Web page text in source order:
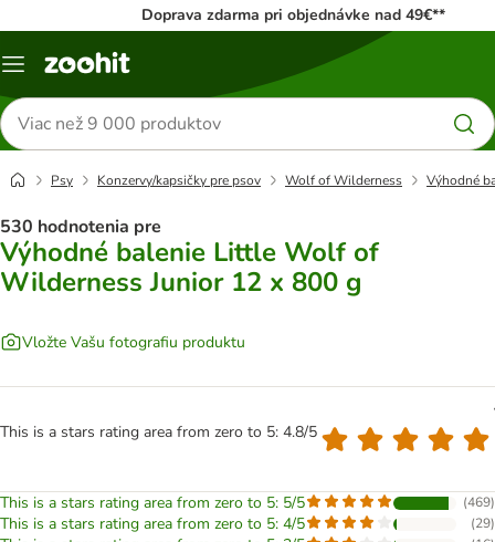
Doprava zdarma pri objednávke nad 49€**
Kategórie
Hľadať
produkty
Psy Konzervy/kapsičky pre psov Wolf of Wilderness Výhodné
530 hodnotenia pre
Výhodné balenie Little Wolf of
Wilderness Junior 12 x 800 g
Vložte Vašu fotografiu produktu
This is a stars rating area from zero to 5: 4.8/5
This is a stars rating area from zero to 5: 5/5 (469)
This is a stars rating area from zero to 5: 4/5 (29)